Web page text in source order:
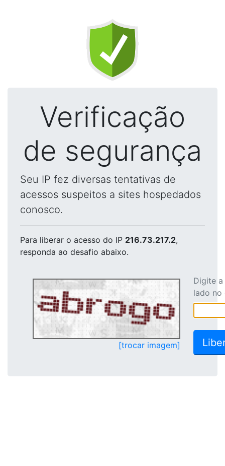
Verificação
de segurança
Seu IP fez diversas tentativas de
acessos suspeitos a sites hospedados
conosco.
Para liberar o acesso do IP 216.73.217.2,
responda ao desafio abaixo.
[trocar imagem]
Digite
lado no